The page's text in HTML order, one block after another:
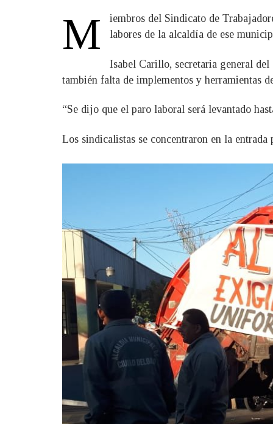
M
iembros del Sindicato de
labores de la alcaldía de ese
Isabel Carillo, secretaria general
también falta de implementos y herramientas
“Se dijo que el paro laboral será levantado
Los sindicalistas se concentraron en la